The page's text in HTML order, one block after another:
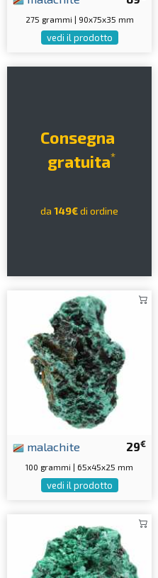
275 grammi | 90x75x35 mm
vedi il prodotto
Consegna
gratuita*
da 149€di ordine
29€
malachite
100 grammi | 65x45x25 mm
vedi il prodotto